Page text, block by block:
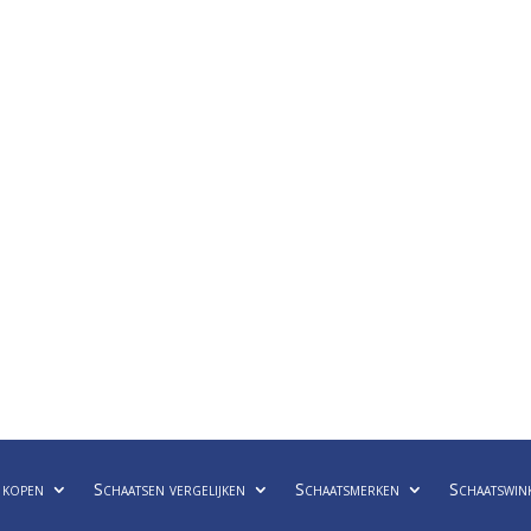
Schaatsen vergelijken Schaatsmerken